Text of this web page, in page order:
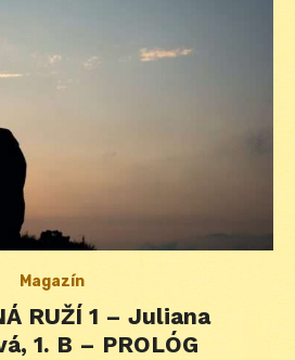
Magazín
RUŽÍ 1 – Juliana
1. B – PROLÓG